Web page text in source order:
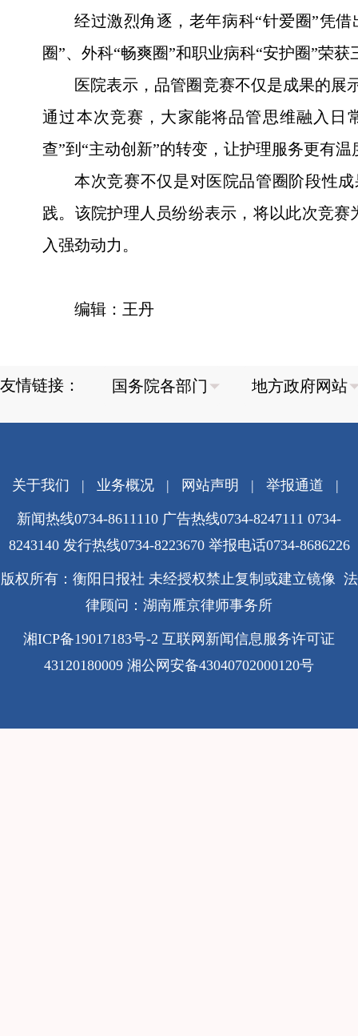
经过激烈角逐，老年病科“针爱圈”凭
圈”、外科“畅爽圈”和职业病科“安护圈”荣
医院表示，品管圈竞赛不仅是成果的展
通过本次竞赛，大家能将品管思维融入日
查”到“主动创新”的转变，让护理服务更有
本次竞赛不仅是对医院品管圈阶段性
践。该院护理人员纷纷表示，将以此次竞
入强劲动力。
编辑：王丹
友情链接：
关于我们 | 业务概况| 网站声明 | 举报通道 |
新闻热线0734-8611110 广告热线0734-8247111 0734-
8243140 发行热线0734-8223670 举报电话0734-8686226
版权所有：衡阳日报社 未经授权禁止复制或建立镜像 法
律顾问：湖南雁京律师事务所
湘ICP备19017183号-2 互联网新闻信息服务许可证
43120180009 湘公网安备43040702000120号